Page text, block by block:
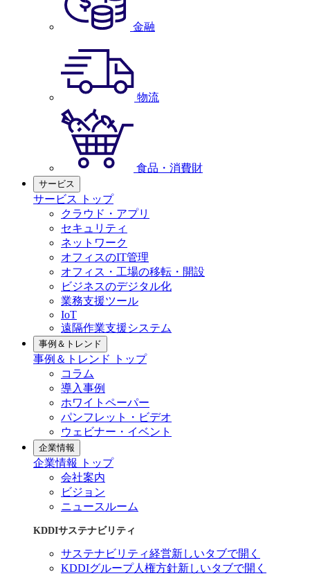
金融
物流
食品・消費財
サービス
サービス トップ
クラウド・アプリ
セキュリティ
ネットワーク
オフィスのIT管理
オフィス・工場の移転・開設
ビジネスのデジタル化
業務支援ツール
IoT
遠隔作業支援システム
事例＆トレンド
事例＆トレンド トップ
コラム
導入事例
ホワイトペーパー
パンフレット・ビデオ
ウェビナー・イベント
企業情報
企業情報 トップ
会社案内
ビジョン
ニュースルーム
KDDIサステナビリティ
サステナビリティ経営新しいタブで開く
KDDIグループ人権方針新しいタブで開く